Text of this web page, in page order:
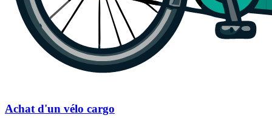
Achat d'un vélo cargo